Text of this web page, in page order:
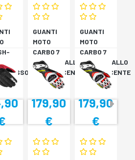
ROSSO
GUANTI
MOTO
CARBO 7
ROSSO/GIALLO
FLUORESCENTE
179,90
€
GUANTI
MOTO
CARBO 7
ROSSO/GIALLO
FLUORESCENTE
179,90
€